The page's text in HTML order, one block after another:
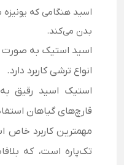
اسید هنگامی که
بدن می‌کند.
اسید استیک به صورت
انواع ترشی کاربرد دارد.
استیک اسید رقیق به
قارچ‌های گیاهان
مهمترین کاربرد خاص
تک‌پاره است، که